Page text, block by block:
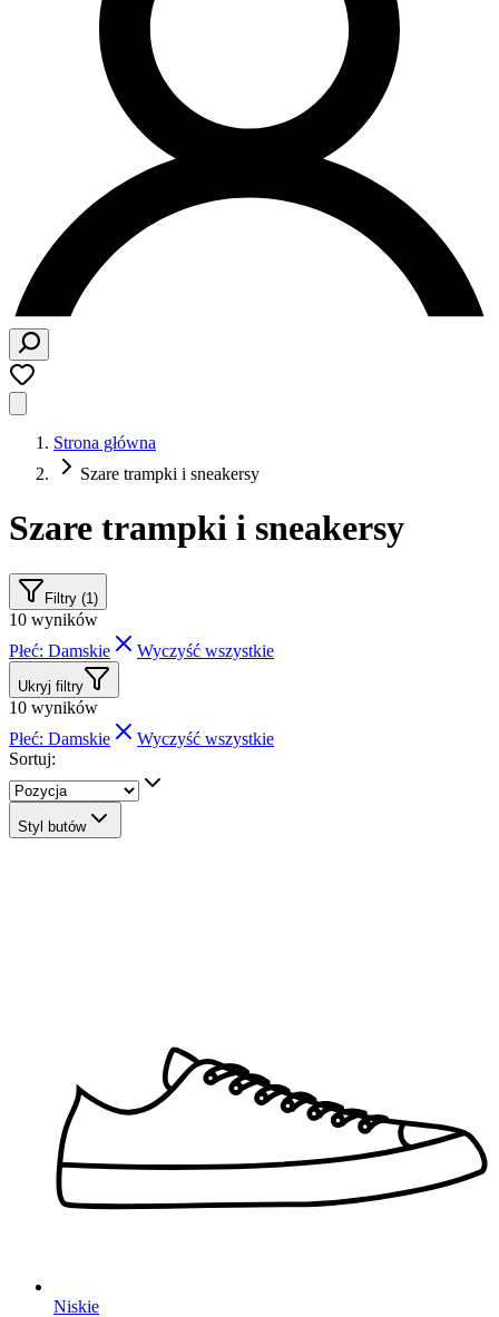
Strona główna
Szare trampki i sneakersy
Szare trampki i sneakersy
Filtry (1)
10 wyników
Płeć: Damskie
Wyczyść wszystkie
Ukryj filtry
10 wyników
Płeć: Damskie
Wyczyść wszystkie
Sortuj:
Styl butów
Niskie